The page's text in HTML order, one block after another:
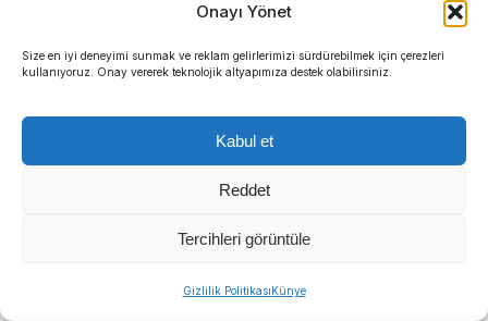
Onayı Yönet
Size en iyi deneyimi sunmak ve reklam gelirlerimizi sürdürebilmek için çerezleri
kullanıyoruz. Onay vererek teknolojik altyapımıza destek olabilirsiniz.
Kabul et
Reddet
Tercihleri görüntüle
Gizlilik PolitikasıKünye
Torbalı’da binbir emekle kurutulan domatesler
Amerika’dan İtalya’ya 90’ın üzerinde ülkeye ihraç